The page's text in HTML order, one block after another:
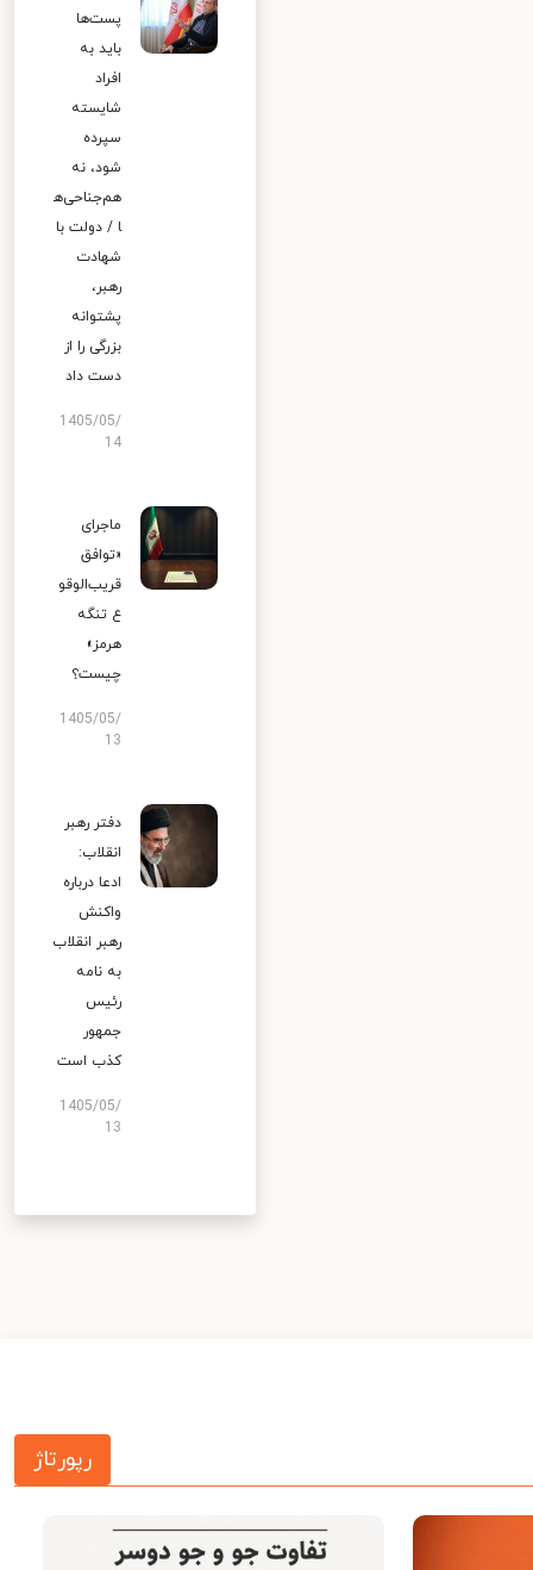
پست‌ها
باید به
افراد
شایسته
سپرده
شود، نه
هم‌جناحی‌ه
ا / دولت با
شهادت
رهبر،
پشتوانه
بزرگی را از
دست داد
1405/05/
14
ماجرای
«توافق
قریب‌الوقو
ع تنگه
هرمز»
چیست؟
1405/05/
13
دفتر رهبر
انقلاب:
ادعا درباره
واکنش
رهبر انقلاب
به نامه
رئیس
جمهور
کذب است
1405/05/
13
رپورتاژ